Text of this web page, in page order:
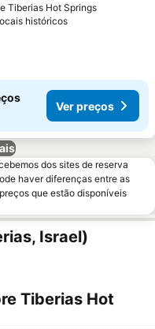
Tiberias Hot Springs
históricos
Ver preços
dos sites de reserva
haver diferenças entre as
que estão disponíveis
Israel)
Tiberias Hot